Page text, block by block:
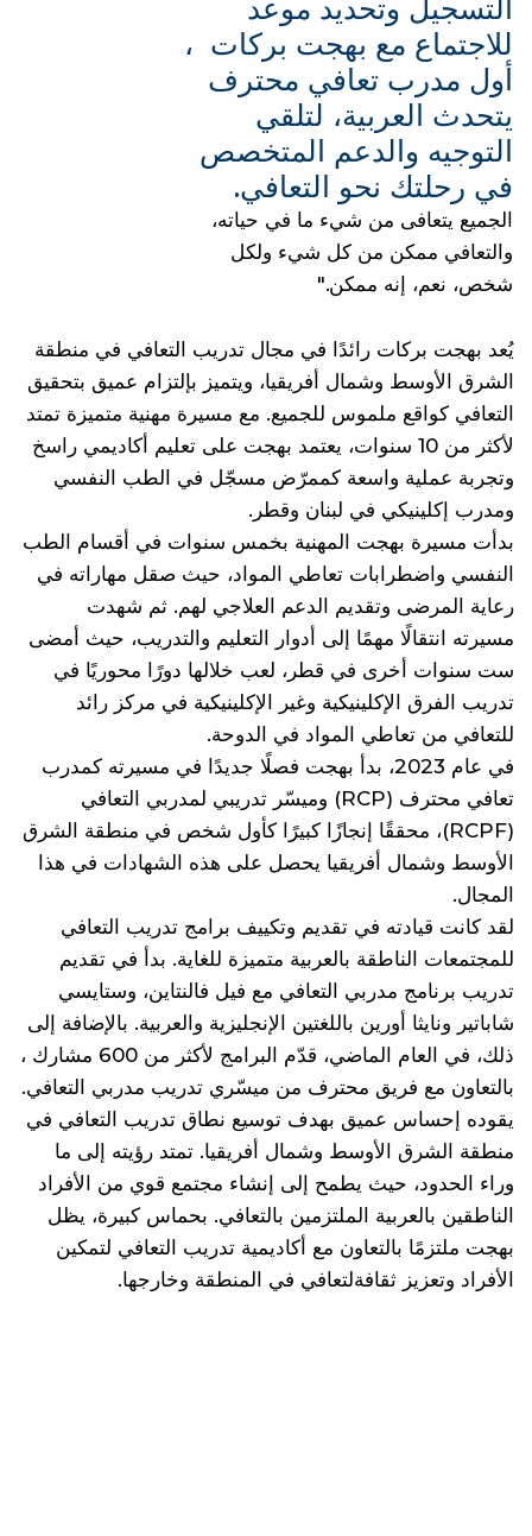
التسجيل وتحديد موعد
للاجتماع مع بهجت بركات ،
أول مدرب تعافي محترف
يتحدث العربية، لتلقي
التوجيه والدعم المتخصص
في رحلتك نحو التعافي.
الجميع يتعافى من شيء ما في حياته،
والتعافي ممكن من كل شيء ولكل
شخص، نعم، إنه ممكن."
يُعد بهجت بركات رائدًا في مجال تدريب التعافي في منطقة
الشرق الأوسط وشمال أفريقيا، ويتميز بإلتزام عميق بتحقيق
التعافي كواقع ملموس للجميع. مع مسيرة مهنية متميزة تمتد
لأكثر من 10 سنوات، يعتمد بهجت على تعليم أكاديمي راسخ
وتجربة عملية واسعة كممرّض مسجّل في الطب النفسي
ومدرب إكلينيكي في لبنان وقطر.
بدأت مسيرة بهجت المهنية بخمس سنوات في أقسام الطب
النفسي واضطرابات تعاطي المواد، حيث صقل مهاراته في
رعاية المرضى وتقديم الدعم العلاجي لهم. ثم شهدت
مسيرته انتقالًا مهمًا إلى أدوار التعليم والتدريب، حيث أمضى
ست سنوات أخرى في قطر، لعب خلالها دورًا محوريًا في
تدريب الفرق الإكلينيكية وغير الإكلينيكية في مركز رائد
للتعافي من تعاطي المواد في الدوحة.
في عام 2023، بدأ بهجت فصلًا جديدًا في مسيرته كمدرب
تعافي محترف (RCP) وميسّر تدريبي لمدربي التعافي
(RCPF)، محققًا إنجازًا كبيرًا كأول شخص في منطقة الشرق
الأوسط وشمال أفريقيا يحصل على هذه الشهادات في هذا
المجال.
لقد كانت قيادته في تقديم وتكييف برامج تدريب التعافي
للمجتمعات الناطقة بالعربية متميزة للغاية. بدأ في تقديم
تدريب برنامج مدربي التعافي مع فيل فالنتاين، وستايسي
شاباتير ونايثا أورين باللغتين الإنجليزية والعربية. بالإضافة إلى
ذلك، في العام الماضي، قدّم البرامج لأكثر من 600 مشارك ،
بالتعاون مع فريق محترف من ميسّري تدريب مدربي التعافي.
يقوده إحساس عميق بهدف توسيع نطاق تدريب التعافي في
منطقة الشرق الأوسط وشمال أفريقيا. تمتد رؤيته إلى ما
وراء الحدود، حيث يطمح إلى إنشاء مجتمع قوي من الأفراد
الناطقين بالعربية الملتزمين بالتعافي. بحماس كبيرة، يظل
بهجت ملتزمًا بالتعاون مع أكاديمية تدريب التعافي لتمكين
الأفراد وتعزيز ثقافةلتعافي في المنطقة وخارجها.